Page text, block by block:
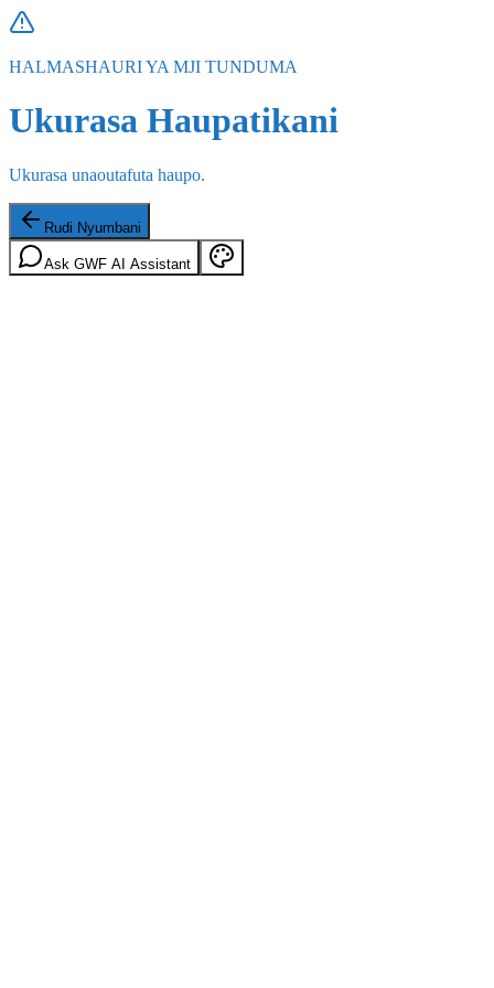
HALMASHAURI YA MJI TUNDUMA
Ukurasa Haupatikani
Ukurasa unaoutafuta haupo.
Rudi Nyumbani
Ask GWF AI Assistant